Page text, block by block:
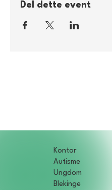
Del dette event
Kontor
Autisme
Ungdom
Blekinge